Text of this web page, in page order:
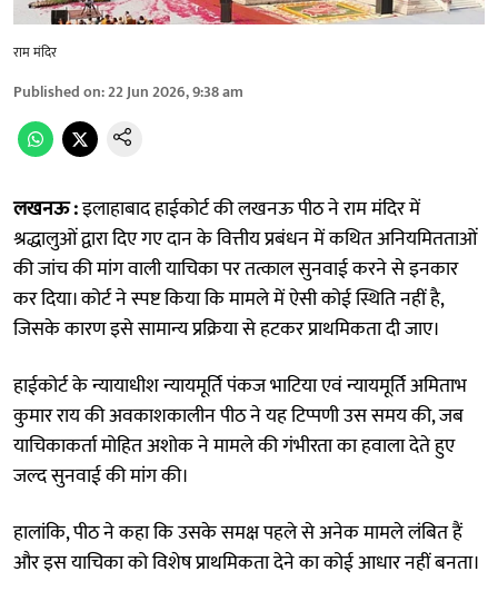
राम मंदिर
Published on:22 Jun 2026, 9:38 am
लखनऊ :इलाहाबाद हाईकोर्ट की लखनऊ पीठ ने राम मंदिर में
श्रद्धालुओं द्वारा दिए गए दान के वित्तीय प्रबंधन में कथित अनियमितताओं
की जांच की मांग वाली याचिका पर तत्काल सुनवाई करने से इनकार
कर दिया। कोर्ट ने स्पष्ट किया कि मामले में ऐसी कोई स्थिति नहीं है,
जिसके कारण इसे सामान्य प्रक्रिया से हटकर प्राथमिकता दी जाए।
हाईकोर्ट के न्यायाधीश न्यायमूर्ति पंकज भाटिया एवं न्यायमूर्ति अमिताभ
कुमार राय की अवकाशकालीन पीठ ने यह टिप्पणी उस समय की, जब
याचिकाकर्ता मोहित अशोक ने मामले की गंभीरता का हवाला देते हुए
जल्द सुनवाई की मांग की।
हालांकि, पीठ ने कहा कि उसके समक्ष पहले से अनेक मामले लंबित हैं
और इस याचिका को विशेष प्राथमिकता देने का कोई आधार नहीं बनता।